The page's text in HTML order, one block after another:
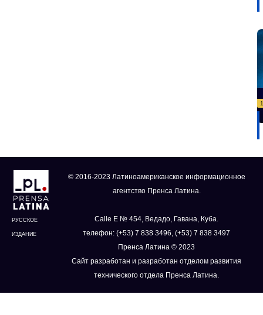
РУССКОЕ
ИЗДАНИЕ
© 2016-2023 Латиноамериканское информационное
агентство Пренса Латина.
Calle E № 454, Ведадо, Гавана, Куба.
телефон: (+53) 7 838 3496, (+53) 7 838 3497
Пренса Латина © 2023
Сайт разработан и разработан отделом развития
технического отдела Пренса Латина.